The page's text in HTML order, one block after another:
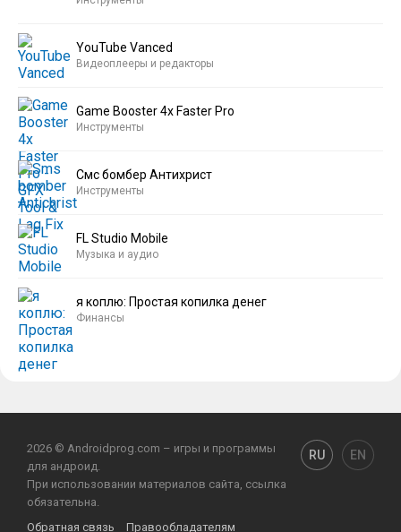
YouTube Vanced
Видеоплееры и редакторы
Game Booster 4x Faster Pro
Инструменты
Смс бомбер Антихрист
Инструменты
FL Studio Mobile
Музыка и аудио
я коплю: Простая копилка денег
Финансы
2026 © Androidprog.com – игры и программы
для андроид.
При использовании материалов сайта, ссылка
обязательна.
Обратная связь
Правообладателям
RU EN